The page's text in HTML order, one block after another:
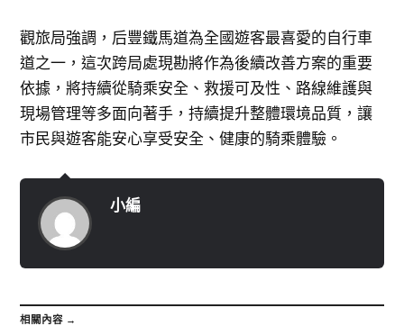
觀旅局強調，后豐鐵馬道為全國遊客最喜愛的自行車
道之一，這次跨局處現勘將作為後續改善方案的重要
依據，將持續從騎乘安全、救援可及性、路線維護與
現場管理等多面向著手，持續提升整體環境品質，讓
市民與遊客能安心享受安全、健康的騎乘體驗。
小編
相關內容 →